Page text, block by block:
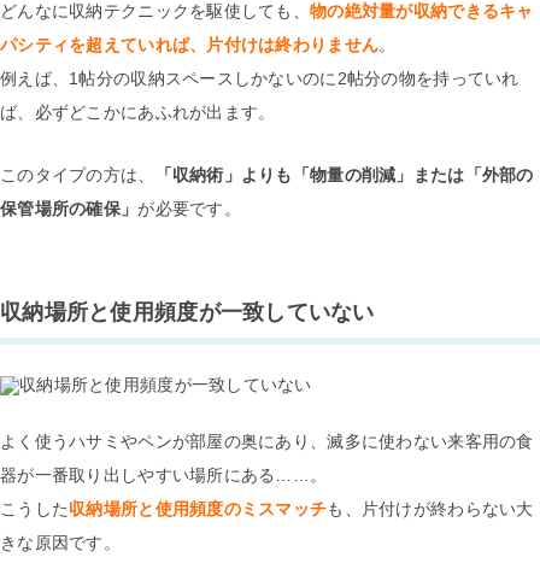
どんなに収納テクニックを駆使しても、物の絶対量が収納できるキャ
パシティを超えていれば、片付けは終わりません。
例えば、1帖分の収納スペースしかないのに2帖分の物を持っていれ
ば、必ずどこかにあふれが出ます。
このタイプの方は、
「収納術」よりも「物量の削減」または「外部の
保管場所の確保」が必要です。
収納場所と使用頻度が一致していない
よく使うハサミやペンが部屋の奥にあり、滅多に使わない来客用の食
器が一番取り出しやすい場所にある……。
こうした収納場所と使用頻度のミスマッチも、片付けが終わらない大
きな原因です。